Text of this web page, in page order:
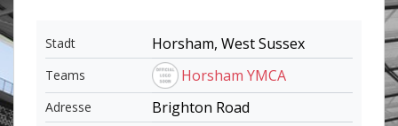
Stadt Horsham, West Sussex
Teams Horsham YMCA
Adresse Brighton Road